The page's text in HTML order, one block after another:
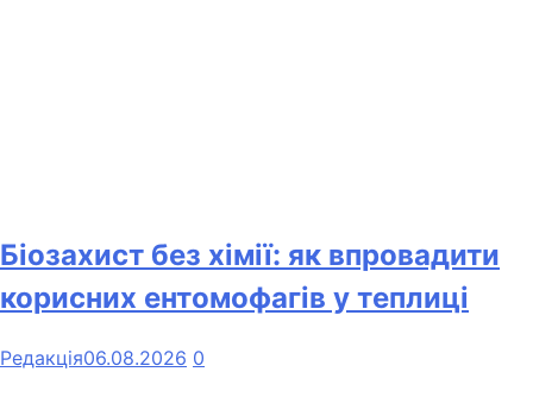
Біозахист без хімії: як впровадити
корисних ентомофагів у теплиці
Редакція06.08.2026 0